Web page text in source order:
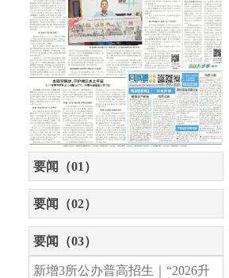
要闻（01）
要闻（02）
要闻（03）
新增3所公办普高招生｜“2026升